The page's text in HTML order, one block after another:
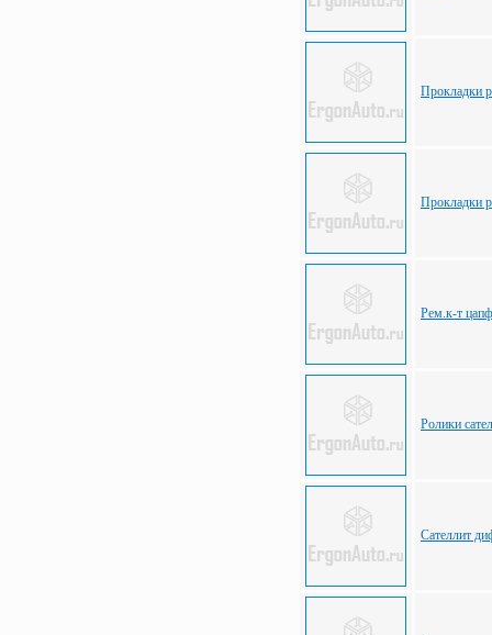
Прокладки
Прокладки
Рем.к-т
Ролики
Сателлит